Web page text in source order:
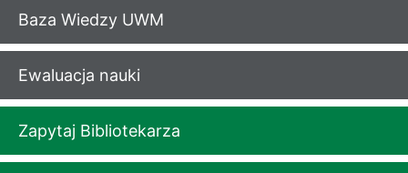
Baza Wiedzy UWM
Ewaluacja nauki
Zapytaj Bibliotekarza